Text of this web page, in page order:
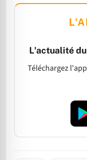
L'actualité
Téléchargez